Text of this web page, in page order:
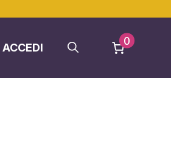
ACCEDI
0